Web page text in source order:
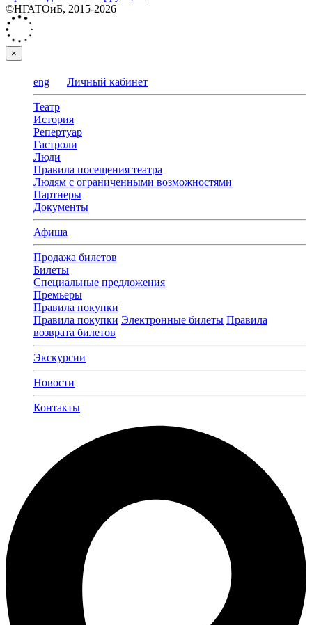
©НГАТОиБ, 2015-2026
×
eng Личный кабинет
Театр
История
Репертуар
Гастроли
Люди
Правила посещения театра
Людям с ограниченными возможностями
Партнеры
Документы
Афиша
Продажа билетов
Билеты
Специальные предложения
Премьеры
Правила покупки
Правила покупки Электронные билеты Правила
возврата билетов
Экскурсии
Новости
Контакты